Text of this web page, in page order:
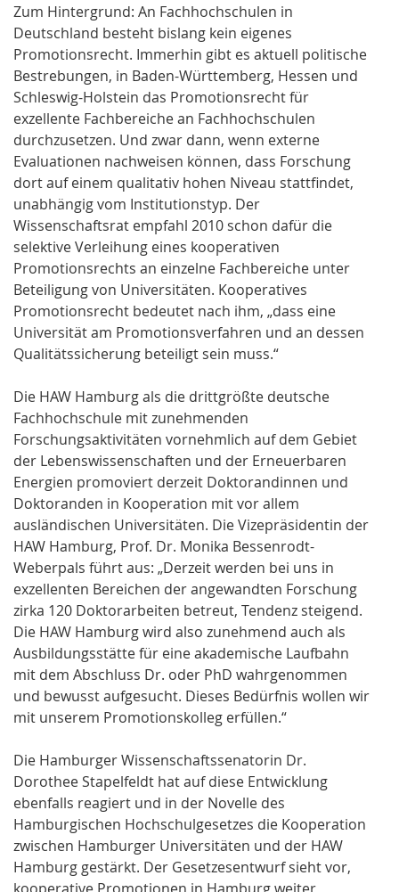
Zum Hintergrund: An Fachhochschulen in
Deutschland besteht bislang kein eigenes
Promotionsrecht. Immerhin gibt es aktuell politische
Bestrebungen, in Baden-Württemberg, Hessen und
Schleswig-Holstein das Promotionsrecht für
exzellente Fachbereiche an Fachhochschulen
durchzusetzen. Und zwar dann, wenn externe
Evaluationen nachweisen können, dass Forschung
dort auf einem qualitativ hohen Niveau stattfindet,
unabhängig vom Institutionstyp. Der
Wissenschaftsrat empfahl 2010 schon dafür die
selektive Verleihung eines kooperativen
Promotionsrechts an einzelne Fachbereiche unter
Beteiligung von Universitäten. Kooperatives
Promotionsrecht bedeutet nach ihm, „dass eine
Universität am Promotionsverfahren und an dessen
Qualitätssicherung beteiligt sein muss.“
Die HAW Hamburg als die drittgrößte deutsche
Fachhochschule mit zunehmenden
Forschungsaktivitäten vornehmlich auf dem Gebiet
der Lebenswissenschaften und der Erneuerbaren
Energien promoviert derzeit Doktorandinnen und
Doktoranden in Kooperation mit vor allem
ausländischen Universitäten. Die Vizepräsidentin der
HAW Hamburg, Prof. Dr. Monika Bessenrodt-
Weberpals führt aus: „Derzeit werden bei uns in
exzellenten Bereichen der angewandten Forschung
zirka 120 Doktorarbeiten betreut, Tendenz steigend.
Die HAW Hamburg wird also zunehmend auch als
Ausbildungsstätte für eine akademische Laufbahn
mit dem Abschluss Dr. oder PhD wahrgenommen
und bewusst aufgesucht. Dieses Bedürfnis wollen wir
mit unserem Promotionskolleg erfüllen.“
Die Hamburger Wissenschaftssenatorin Dr.
Dorothee Stapelfeldt hat auf diese Entwicklung
ebenfalls reagiert und in der Novelle des
Hamburgischen Hochschulgesetzes die Kooperation
zwischen Hamburger Universitäten und der HAW
Hamburg gestärkt. Der Gesetzesentwurf sieht vor,
kooperative Promotionen in Hamburg weiter